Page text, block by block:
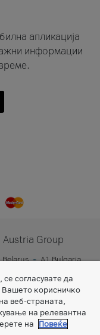
апликација
информации
Austria Group
Belarus
A1 Bulgaria
согласувате да
Вашето корисничко
веб-страната,
на релевантна
на
Повеќе